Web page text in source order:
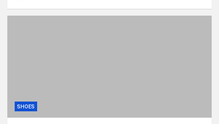
SHOES